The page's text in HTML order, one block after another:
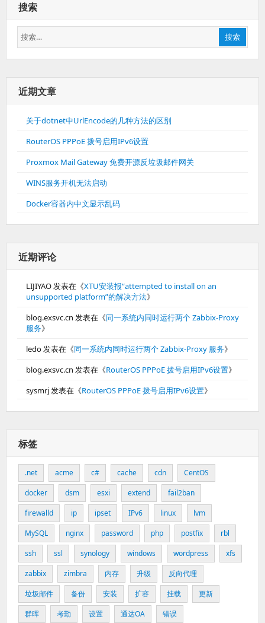
搜索
搜
索：
搜索
近期文章
关于dotnet中UrlEncode的几种方法的区别
RouterOS PPPoE 拨号启用IPv6设置
Proxmox Mail Gateway 免费开源反垃圾邮件网关
WINS服务开机无法启动
Docker容器内中文显示乱码
近期评论
LIJIYAO发表在《XTU安装报“attempted to install on an
unsupported platform”的解决方法》
blog.exsvc.cn 发表在《同一系统内同时运行两个 Zabbix-Proxy
服务》
ledo发表在《同一系统内同时运行两个 Zabbix-Proxy 服务》
blog.exsvc.cn 发表在《RouterOS PPPoE 拨号启用IPv6设置》
sysmrj发表在《RouterOS PPPoE 拨号启用IPv6设置》
标签
.net acme c# cache cdn
CentOS
docker
dsm esxi extend
fail2ban
firewalld
ip ipset IPv6 linux
lvm
MySQL
nginx password php postfix
rbl
ssh
ssl synology windows wordpress
xfs
zabbix
zimbra 内存 升级
反向代理
垃圾邮件
备份 安装 扩容 挂载
更新
群晖
考勤 设置 通达OA 错误